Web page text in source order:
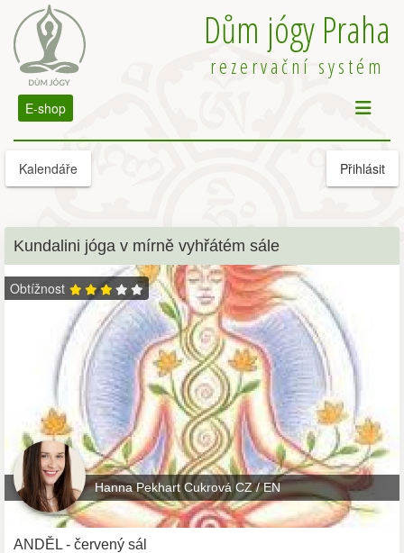
Dům jógy Praha
rezervační systém
E-shop
Kalendáře Přihlásit
Kundalini jóga v mírně vyhřátém sále
Obtížnost
Hanna Pekhart Cukrová CZ / EN
ANDĚL - červený sál